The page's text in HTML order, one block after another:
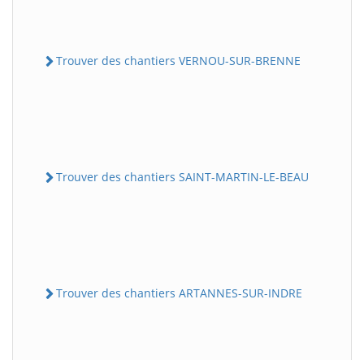
Trouver des chantiers VERNOU-SUR-BRENNE
Trouver des chantiers SAINT-MARTIN-LE-BEAU
Trouver des chantiers ARTANNES-SUR-INDRE